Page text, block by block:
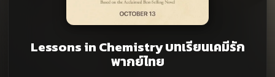
Lessons in Chemistry บทเรียนเคมีรัก
พากย์ไทย